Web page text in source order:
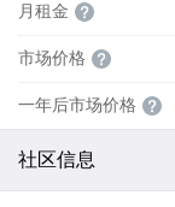
月租金
市场价格
一年后市场价格
社区信息